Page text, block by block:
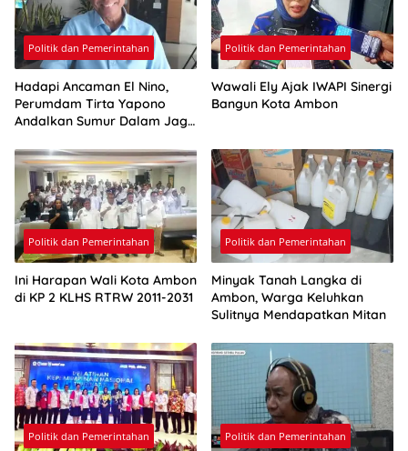
Politik dan Pemerintahan
Hadapi Ancaman El Nino,
Perumdam Tirta Yapono
Andalkan Sumur Dalam Jaga
Politik dan Pemerintahan
Wawali Ely Ajak IWAPI Sinergi
Bangun Kota Ambon
Politik dan Pemerintahan
Ini Harapan Wali Kota Ambon
di KP 2 KLHS RTRW 2011-2031
Politik dan Pemerintahan
Minyak Tanah Langka di
Ambon, Warga Keluhkan
Sulitnya Mendapatkan Mitan
Politik dan Pemerintahan Politik dan Pemerintahan